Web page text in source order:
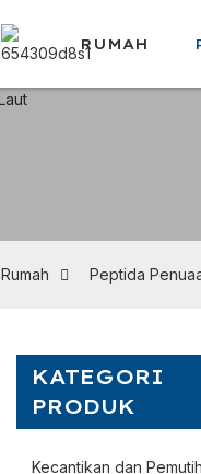
RUMAH
Rumah Peptida
KATEGORI
PRODUK
Kecantikan dan